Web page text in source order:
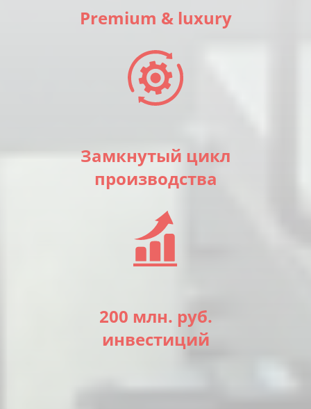
Premium & luxury
Замкнутый цикл
производства
200 млн. руб.
инвестиций